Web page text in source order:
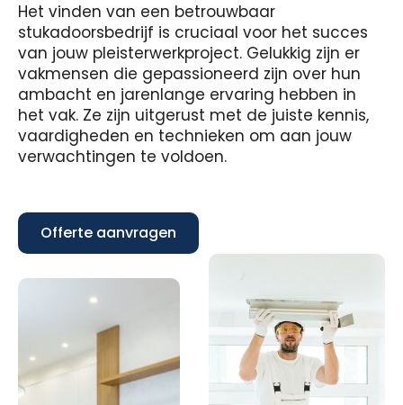
Het vinden van een betrouwbaar
stukadoorsbedrijf is cruciaal voor het succes
van jouw pleisterwerkproject. Gelukkig zijn er
vakmensen die gepassioneerd zijn over hun
ambacht en jarenlange ervaring hebben in
het vak. Ze zijn uitgerust met de juiste kennis,
vaardigheden en technieken om aan jouw
verwachtingen te voldoen.
Offerte aanvragen